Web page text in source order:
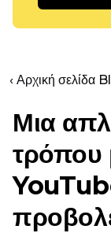
‹ Αρχική σελίδα
Μια
τρόπου